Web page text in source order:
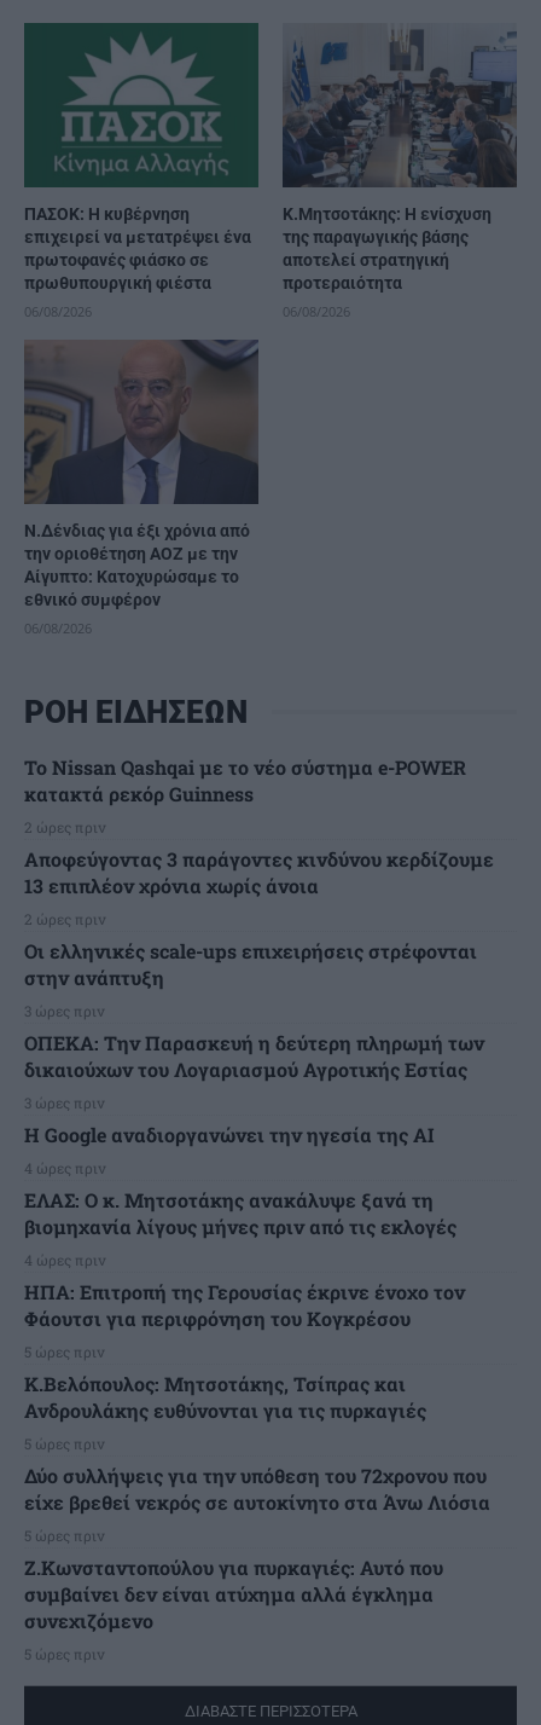
ΠΑΣΟΚ: Η κυβέρνηση
επιχειρεί να μετατρέψει ένα
πρωτοφανές φιάσκο σε
πρωθυπουργική φιέστα
06/08/2026
Κ.Μητσοτάκης: Η ενίσχυση
της παραγωγικής βάσης
αποτελεί στρατηγική
προτεραιότητα
06/08/2026
Ν.Δένδιας για έξι χρόνια από
την οριοθέτηση ΑΟΖ με την
Αίγυπτο: Κατοχυρώσαμε το
εθνικό συμφέρον
06/08/2026
ΡΟΗ ΕΙΔΗΣΕΩΝ
Το Nissan Qashqai με το νέο σύστημα e-POWER
κατακτά ρεκόρ Guinness
2 ώρες πριν
Αποφεύγοντας 3 παράγοντες κινδύνου κερδίζουμε
13 επιπλέον χρόνια χωρίς άνοια
2 ώρες πριν
Οι ελληνικές scale-ups επιχειρήσεις στρέφονται
στην ανάπτυξη
3 ώρες πριν
ΟΠΕΚΑ: Την Παρασκευή η δεύτερη πληρωμή των
δικαιούχων του Λογαριασμού Αγροτικής Εστίας
3 ώρες πριν
H Google αναδιοργανώνει την ηγεσία της AI
4 ώρες πριν
ΕΛΑΣ: Ο κ. Μητσοτάκης ανακάλυψε ξανά τη
βιομηχανία λίγους μήνες πριν από τις εκλογές
4 ώρες πριν
ΗΠΑ: Επιτροπή της Γερουσίας έκρινε ένοχο τον
Φάουτσι για περιφρόνηση του Κογκρέσου
5 ώρες πριν
K.Βελόπουλος: Μητσοτάκης, Τσίπρας και
Ανδρουλάκης ευθύνονται για τις πυρκαγιές
5 ώρες πριν
Δύο συλλήψεις για την υπόθεση του 72χρονου που
είχε βρεθεί νεκρός σε αυτοκίνητο στα Άνω Λιόσια
5 ώρες πριν
Ζ.Κωνσταντοπούλου για πυρκαγιές: Αυτό που
συμβαίνει δεν είναι ατύχημα αλλά έγκλημα
συνεχιζόμενο
5 ώρες πριν
ΔΙΑΒΑΣΤΕ ΠΕΡΙΣΣΟΤΕΡΑ